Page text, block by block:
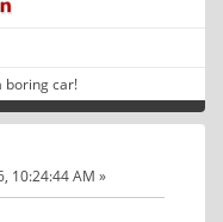
boring car!
10:24:44 AM »